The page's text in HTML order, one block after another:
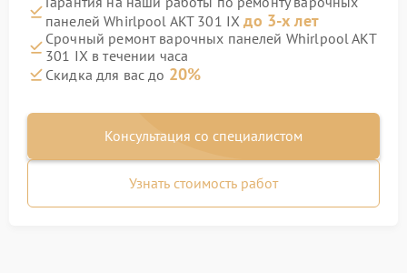
панелей Whirlpool AKT 301 IXдо 3-х лет
Срочный ремонт варочных панелей Whirlpool AKT
301 IX в течении часа
Скидка для вас до 20%
Консультация со специалистом
Узнать стоимость работ